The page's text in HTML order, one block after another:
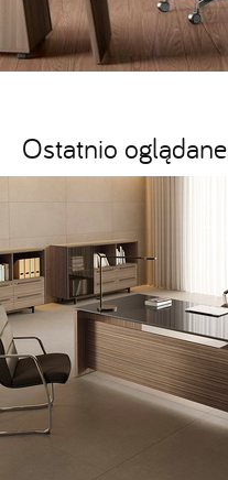
Ostatnio oglądane